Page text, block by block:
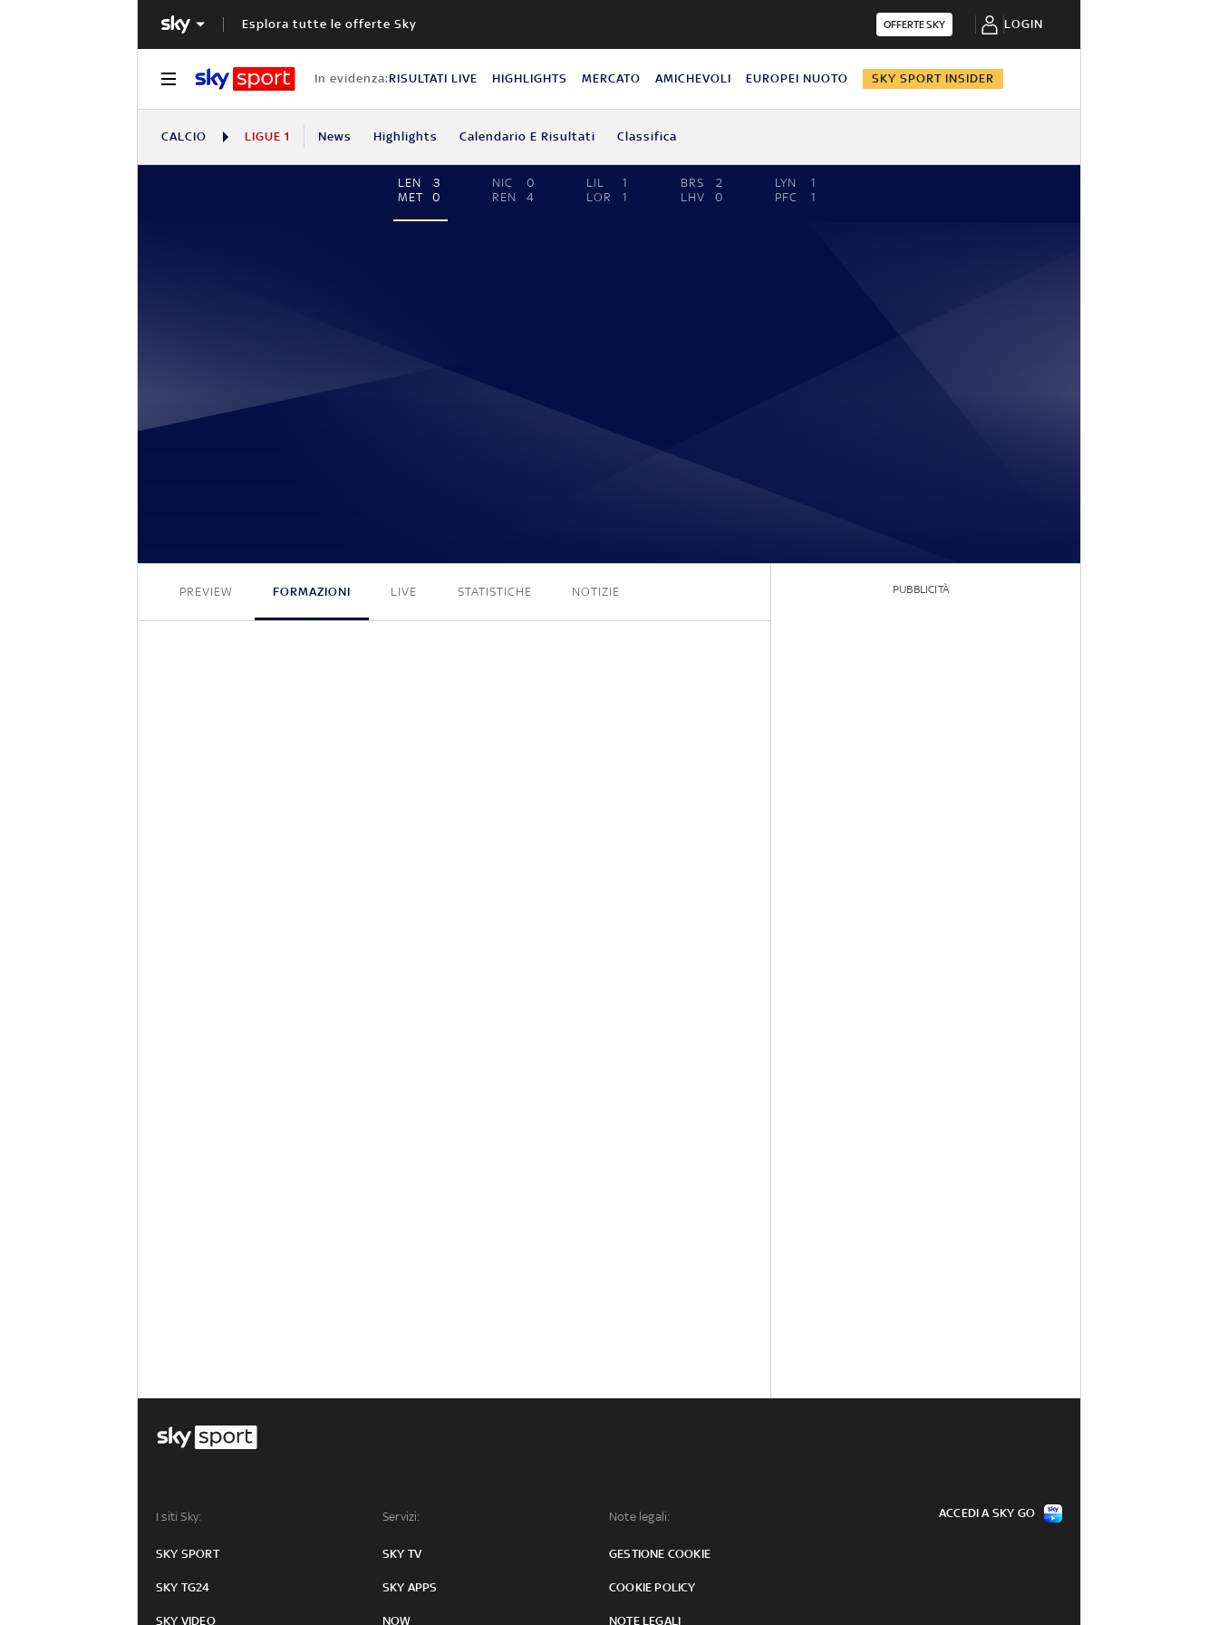
Esplora tutte le offerte Sky OFFERTE SKY LOGIN
In evidenza:RISULTATI LIVE HIGHLIGHTS MERCATO AMICHEVOLI EUROPEI NUOTO SKY SPORT INSIDER
CALCIO LIGUE 1 News Highlights Calendario E Risultati Classifica
LEN
3
MET
0
NIC
0
REN
4
LIL
1
LOR
1
BRS
2
LHV
0
LYN
1
PFC
1
PREVIEW FORMAZIONI LIVE STATISTICHE NOTIZIE PUBBLICITÀ
I siti Sky:
SKY SPORT
SKY TG24
SKY VIDEO
Servizi:
SKY TV
SKY APPS
NOW
Note legali:
GESTIONE COOKIE
COOKIE POLICY
NOTE LEGALI
ACCEDI A SKY GO